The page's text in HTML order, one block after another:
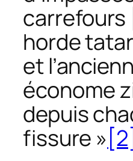
carrefours
horde
et
économe
depuis
fissure »[2]